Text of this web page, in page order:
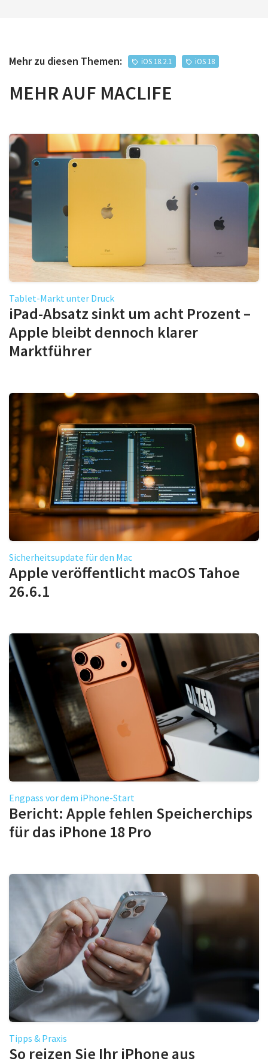
Mehr zu diesen Themen: iOS 18.2.1 iOS 18
MEHR AUF MACLIFE
Tablet-Markt unter Druck
iPad-Absatz sinkt um acht Prozent –
Apple bleibt dennoch klarer
Marktführer
Sicherheitsupdate für den Mac
Apple veröffentlicht macOS Tahoe
26.6.1
Engpass vor dem iPhone-Start
Bericht: Apple fehlen Speicherchips
für das iPhone 18 Pro
Tipps & Praxis
So reizen Sie Ihr iPhone aus